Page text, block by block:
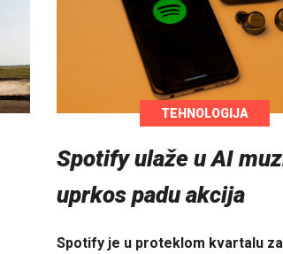
TEHNOLOGIJA
Spotify ulaže u AI
uprkos padu akcija
Spotify je u proteklom kvartalu